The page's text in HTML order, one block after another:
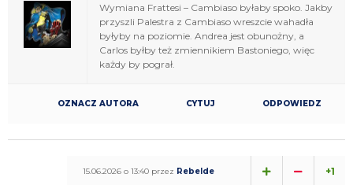
Wymiana Frattesi – Cambiaso byłaby spoko. Jakby
przyszli Palestra z Cambiaso wreszcie wahadła
byłyby na poziomie. Andrea jest obunożny, a
Carlos byłby też zmiennikiem Bastoniego, więc
każdy by pograł.
OZNACZ AUTORA CYTUJ ODPOWIEDZ
15.06.2026 o 13:40 przez Rebelde +1